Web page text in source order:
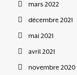
mars 2022
décembre 2021
mai 2021
avril 2021
novembre 2020